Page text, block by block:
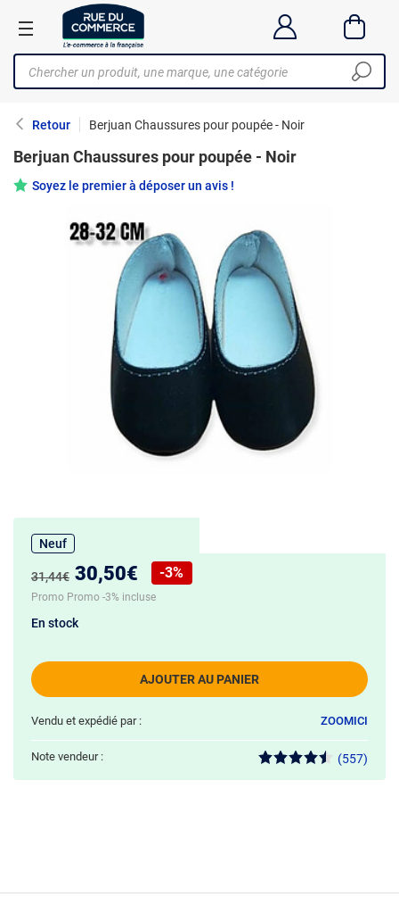
Retour Berjuan Chaussures pour poupée - Noir
Berjuan Chaussures pour poupée - Noir
Soyez le premier à déposer un avis !
Neuf
Ancien prix :
31,44€ Nouveau prix :
30,50€
Réduction de :
-3%
Promo Promo -3% incluse
AJOUTER AU PANIER
En stock
Vendu et expédié par : ZOOMICI
Note vendeur : (557)